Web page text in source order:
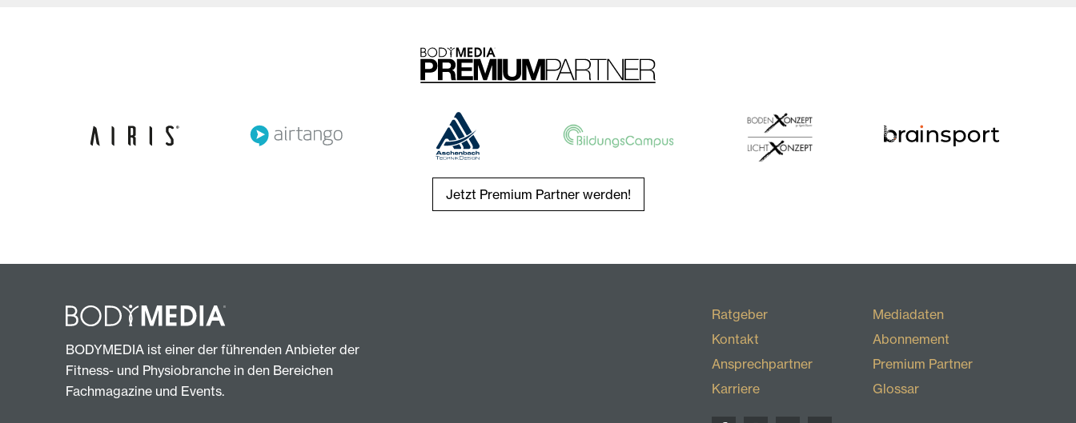
Jetzt Premium Partner werden!
BODYMEDIA ist einer der führenden Anbieter der
Fitness- und Physiobranche in den Bereichen
Fachmagazine und Events.
Ratgeber
Kontakt
Ansprechpartner
Karriere
Mediadaten
Abonnement
Premium Partner
Glossar